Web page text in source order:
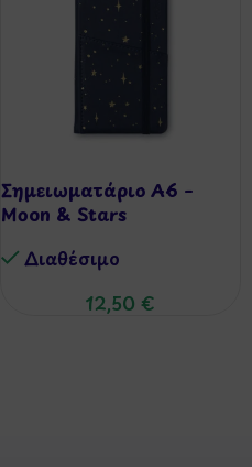
Σημειωματάριο Α6 –
Moon & Stars
Διαθέσιμo
12,50 €